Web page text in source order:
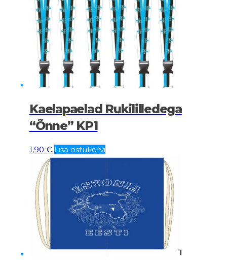
Kaelapaelad Rukililledega
“Õnne” KP1
1,90 € Lisa ostukorvi